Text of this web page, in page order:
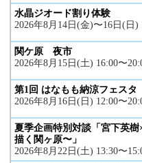
水晶ジオード割り体験
2026年8月14日(金)〜16日(日)
関ケ原 夜市
2026年8月15日(土) 16:00〜
第1回 はなもも納涼フェスタ
2026年8月16日(日) 12:00〜
夏季企画特別対談「宮下英
描く関ヶ原〜」
2026年8月22日(土) 13:30〜